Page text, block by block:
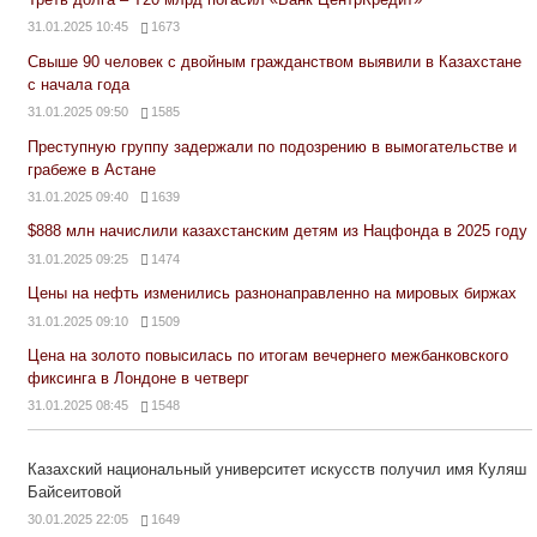
31.01.2025 10:45 1673
Свыше 90 человек с двойным гражданством выявили в Казахстане
с начала года
31.01.2025 09:50 1585
Преступную группу задержали по подозрению в вымогательстве и
грабеже в Астане
31.01.2025 09:40 1639
$888 млн начислили казахстанским детям из Нацфонда в 2025 году
31.01.2025 09:25 1474
Цены на нефть изменились разнонаправленно на мировых биржах
31.01.2025 09:10 1509
Цена на золото повысилась по итогам вечернего межбанковского
фиксинга в Лондоне в четверг
31.01.2025 08:45 1548
Казахский национальный университет искусств получил имя Куляш
Байсеитовой
30.01.2025 22:05 1649